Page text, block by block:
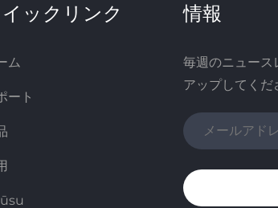
ックリンク
ム
ート
情報
毎週のニュース
アップしてくだ